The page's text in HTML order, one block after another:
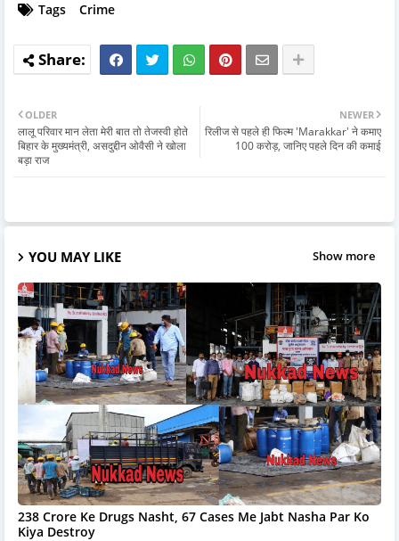
Tags Crime
NEWER
रिलीज से पहले ही फिल्म 'Marakkar' ने कमाए
100 करोड़, जानिए पहले दिन की कमाई
OLDER
लालू परिवार मान लेता मेरी बात तो तेजस्वी होते
बिहार के मुख्यमंत्री, असदुद्दीन ओवैसी ने खोला
बड़ा राज
YOU MAY LIKE Show more
238 Crore Ke Drugs Nasht, 67 Cases Me Jabt Nasha Par Ko
Kiya Destroy